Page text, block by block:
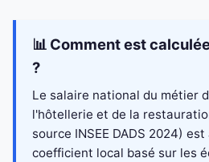
📊 Comment est
?
Le salaire national du métier
l'hôtellerie et de la
source INSEE DADS 2024)
coefficient local basé sur les